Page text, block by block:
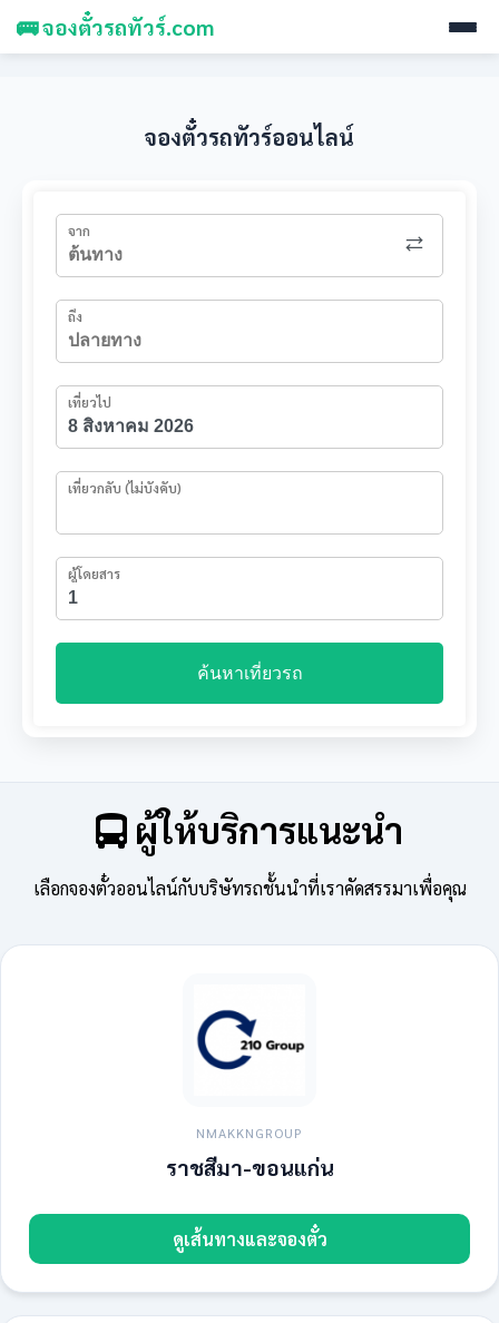
🚌 จองตั๋วรถทัวร์.com
จองตั๋วรถทัวร์ออนไลน์
จาก
ถึง
เที่ยวไป
เที่ยวกลับ (ไม่บังคับ)
ผู้โดยสาร
ค้นหาเที่ยวรถ
ผู้ให้บริการแนะนำ
เลือกจองตั๋วออนไลน์กับบริษัทรถชั้นนำที่เราคัดสรรมาเพื่อคุณ
NMAKKNGROUP
ราชสีมา-ขอนแก่น
ดูเส้นทางและจองตั๋ว